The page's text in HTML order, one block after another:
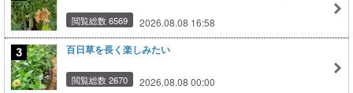
閲覧総数 6569 2026.08.08 16:58
百日草を長く楽しみたい
閲覧総数 2670 2026.08.08 00:00